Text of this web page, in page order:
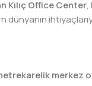
Kılıç Office Center,
dünyanın
merkez